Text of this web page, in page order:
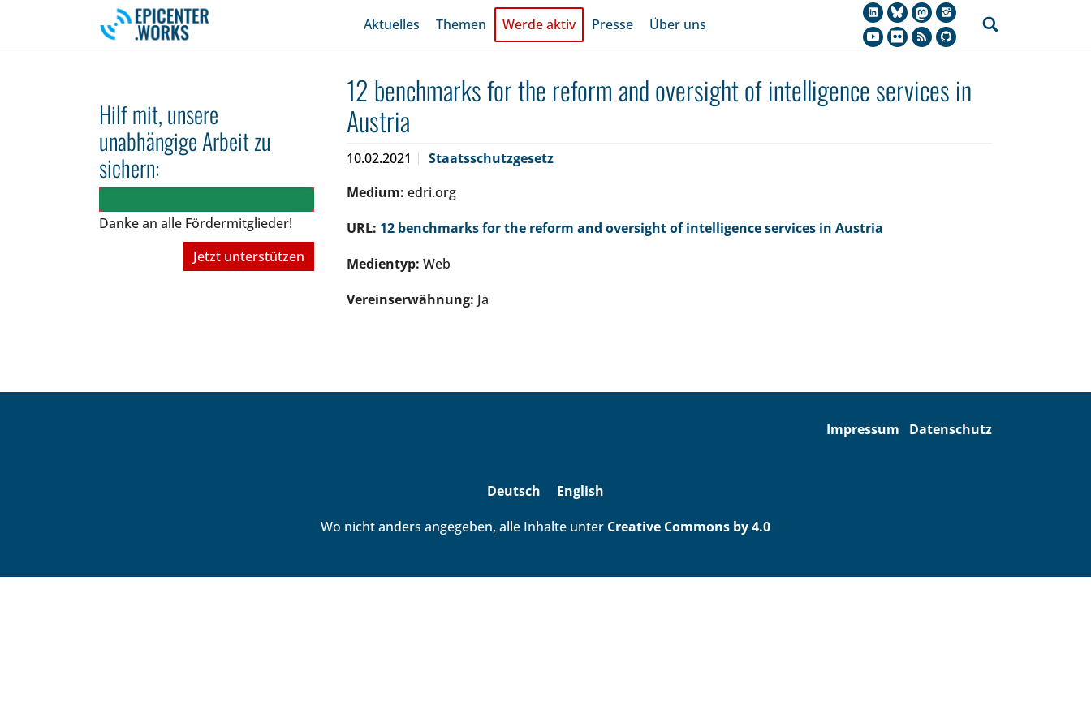
Skip to main navigation
Skip to main content
Skip to page footer
Aktuelles Themen Werde aktiv Presse Über uns
Hilf mit, unsere
unabhängige Arbeit zu
sichern:
Danke an alle Fördermitglieder!
Jetzt unterstützen
12 benchmarks for the reform and oversight of intelligence services in
Austria
10.02.2021
Staatsschutzgesetz
Medium: edri.org
URL: 12 benchmarks for the reform and oversight of intelligence services in Austria
Medientyp: Web
Vereinserwähnung: Ja
Impressum Datenschutz
Deutsch
English
Wo nicht anders angegeben, alle Inhalte unter Creative Commons by 4.0